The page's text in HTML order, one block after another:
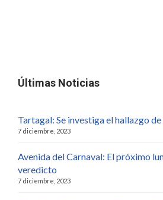
Últimas Noticias
Tartagal: Se investiga el hallazgo
7 diciembre, 2023
Avenida del Carnaval: El próximo
veredicto
7 diciembre, 2023